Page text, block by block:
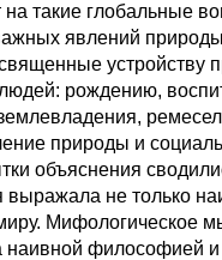
такие глобальные
явлений
рождению,
природы и
объяснения
выражала не только
наивной философией